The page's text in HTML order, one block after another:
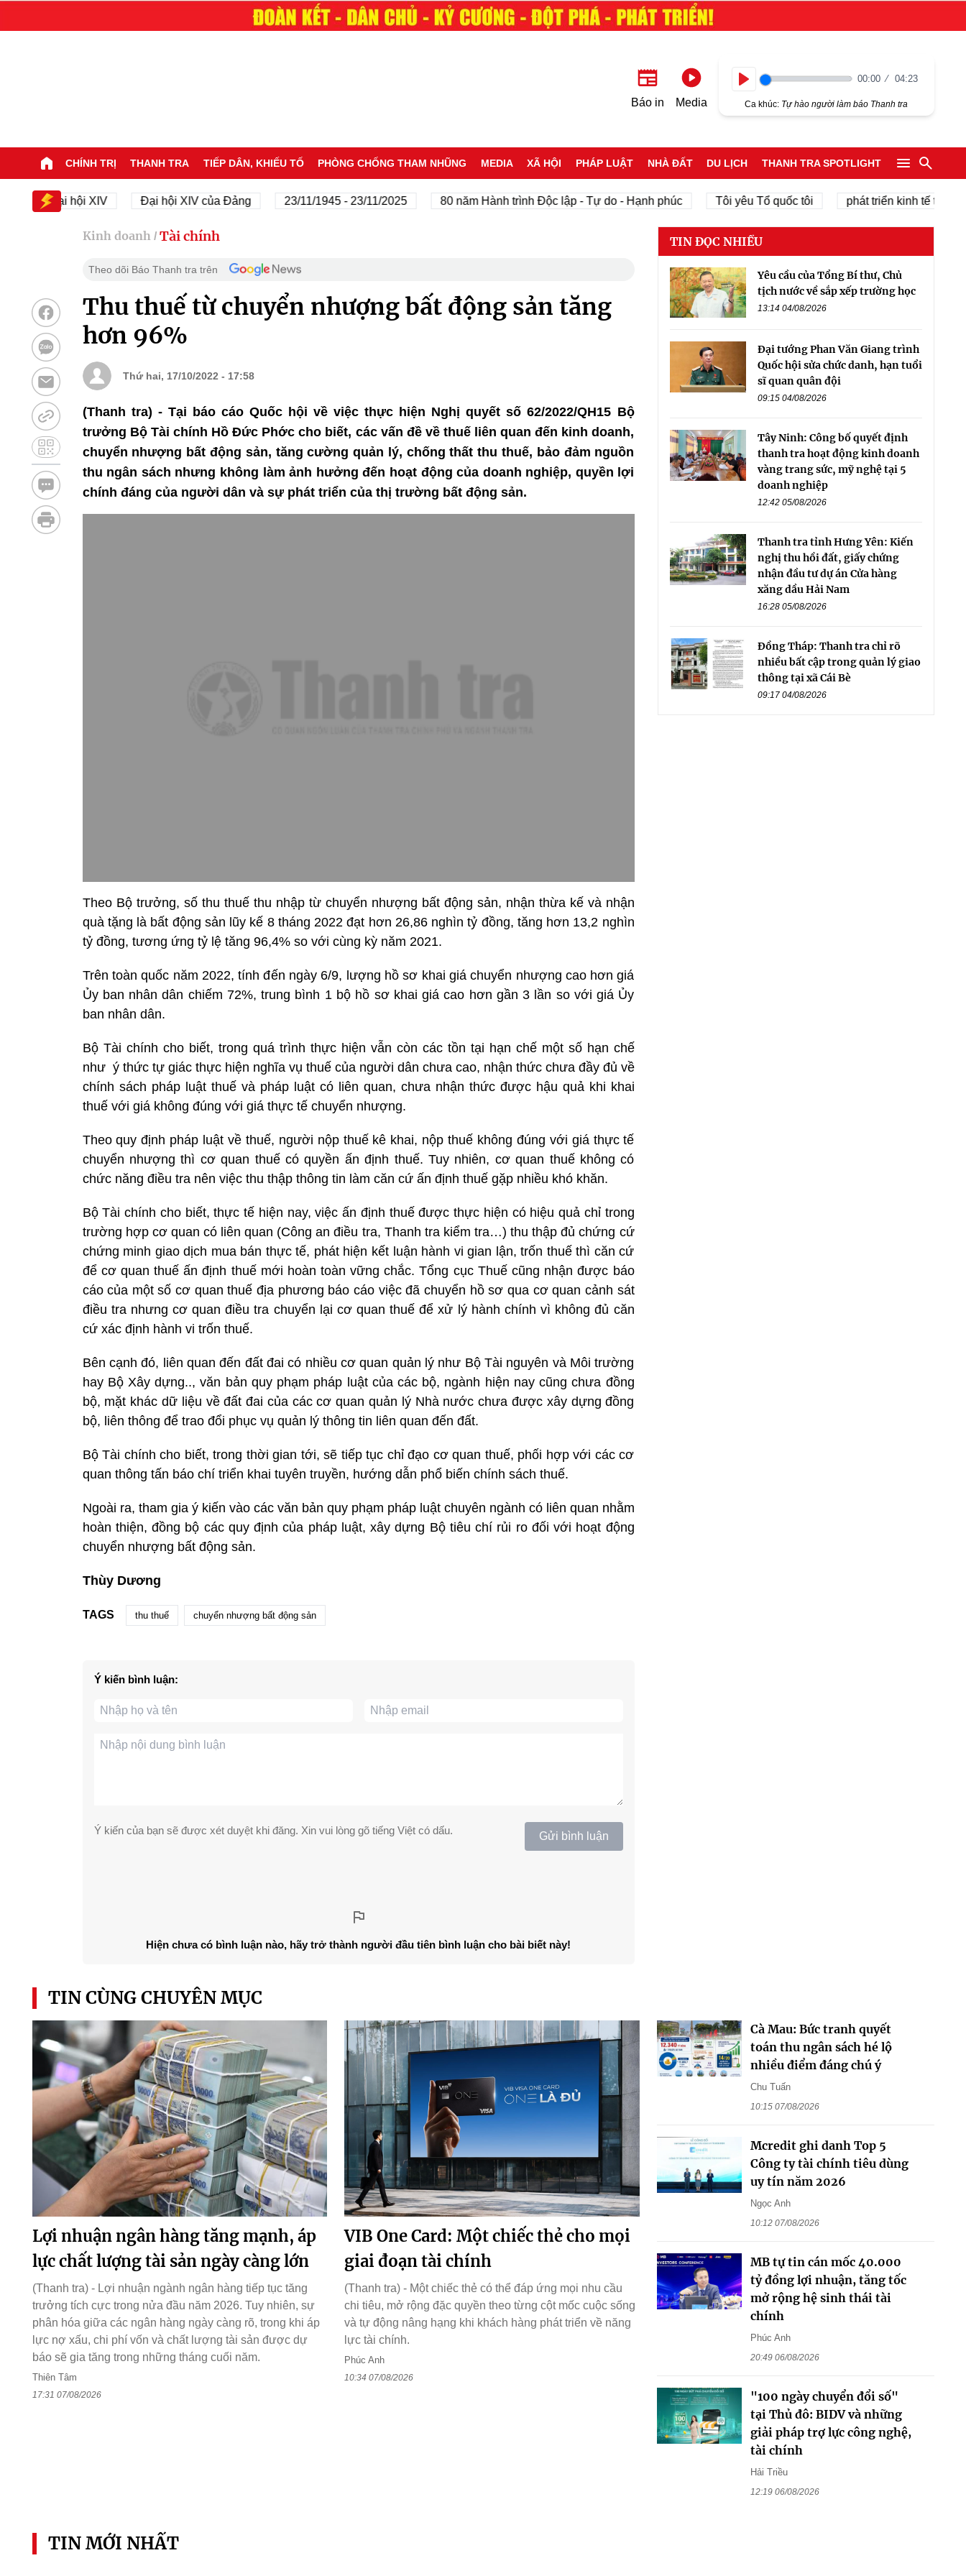
Báo in Media
00:00 04:23
Ca khúc: Tự hào người làm báo Thanh tra
CHÍNH TRỊ THANH TRA TIẾP DÂN, KHIẾU TỐ PHÒNG CHỐNG THAM NHŨNG MEDIA XÃ HỘI PHÁP LUẬT NHÀ ĐẤT DU LỊCH THANH TRA SPOTLIGHT
Đại hội XIV Đại hội XIV của Đảng 23/11/1945 - 23/11/2025 80 năm Hành trình Độc lập - Tự do - Hạnh phúc Tôi yêu Tổ quốc tôi phát triển kinh tế tư nhân
Kinh doanh / Tài chính
Theo dõi Báo Thanh tra trên
Thu thuế từ chuyển nhượng bất động sản tăng
hơn 96%
Thứ hai, 17/10/2022 - 17:58
(Thanh tra) - Tại báo cáo Quốc hội về việc thực hiện Nghị quyết số 62/2022/QH15 Bộ
trưởng Bộ Tài chính Hồ Đức Phớc cho biết, các vấn đề về thuế liên quan đến kinh doanh,
chuyển nhượng bất động sản, tăng cường quản lý, chống thất thu thuế, bảo đảm nguồn
thu ngân sách nhưng không làm ảnh hưởng đến hoạt động của doanh nghiệp, quyền lợi
chính đáng của người dân và sự phát triển của thị trường bất động sản.
Theo Bộ trưởng, số thu thuế thu nhập từ chuyển nhượng bất động sản, nhận thừa kế và nhận
quà tặng là bất động sản lũy kế 8 tháng 2022 đạt hơn 26,86 nghìn tỷ đồng, tăng hơn 13,2 nghìn
tỷ đồng, tương ứng tỷ lệ tăng 96,4% so với cùng kỳ năm 2021.
Trên toàn quốc năm 2022, tính đến ngày 6/9, lượng hồ sơ khai giá chuyển nhượng cao hơn giá
Ủy ban nhân dân chiếm 72%, trung bình 1 bộ hồ sơ khai giá cao hơn gần 3 lần so với giá Ủy
ban nhân dân.
Bộ Tài chính cho biết, trong quá trình thực hiện vẫn còn các tồn tại hạn chế một số hạn chế
như ý thức tự giác thực hiện nghĩa vụ thuế của người dân chưa cao, nhận thức chưa đầy đủ về
chính sách pháp luật thuế và pháp luật có liên quan, chưa nhận thức được hậu quả khi khai
thuế với giá không đúng với giá thực tế chuyển nhượng.
Theo quy định pháp luật về thuế, người nộp thuế kê khai, nộp thuế không đúng với giá thực tế
chuyển nhượng thì cơ quan thuế có quyền ấn định thuế. Tuy nhiên, cơ quan thuế không có
chức năng điều tra nên việc thu thập thông tin làm căn cứ ấn định thuế gặp nhiều khó khăn.
Bộ Tài chính cho biết, thực tế hiện nay, việc ấn định thuế được thực hiện có hiệu quả chỉ trong
trường hợp cơ quan có liên quan (Công an điều tra, Thanh tra kiểm tra…) thu thập đủ chứng cứ
chứng minh giao dịch mua bán thực tế, phát hiện kết luận hành vi gian lận, trốn thuế thì căn cứ
để cơ quan thuế ấn định thuế mới hoàn toàn vững chắc. Tổng cục Thuế cũng nhận được báo
cáo của một số cơ quan thuế địa phương báo cáo việc đã chuyển hồ sơ qua cơ quan cảnh sát
điều tra nhưng cơ quan điều tra chuyển lại cơ quan thuế để xử lý hành chính vì không đủ căn
cứ xác định hành vi trốn thuế.
Bên cạnh đó, liên quan đến đất đai có nhiều cơ quan quản lý như Bộ Tài nguyên và Môi trường
hay Bộ Xây dựng.., văn bản quy phạm pháp luật của các bộ, ngành hiện nay cũng chưa đồng
bộ, mặt khác dữ liệu về đất đai của các cơ quan quản lý Nhà nước chưa được xây dựng đồng
bộ, liên thông để trao đổi phục vụ quản lý thông tin liên quan đến đất.
Bộ Tài chính cho biết, trong thời gian tới, sẽ tiếp tục chỉ đạo cơ quan thuế, phối hợp với các cơ
quan thông tấn báo chí triển khai tuyên truyền, hướng dẫn phổ biến chính sách thuế.
Ngoài ra, tham gia ý kiến vào các văn bản quy phạm pháp luật chuyên ngành có liên quan nhằm
hoàn thiện, đồng bộ các quy định của pháp luật, xây dựng Bộ tiêu chí rủi ro đối với hoạt động
chuyển nhượng bất động sản.
Thùy Dương
TAGS thu thuế chuyển nhượng bất động sản
Ý kiến bình luận:
Ý kiến của bạn sẽ được xét duyệt khi đăng. Xin vui lòng gõ tiếng Việt có dấu. Gửi bình luận
Hiện chưa có bình luận nào, hãy trở thành người đầu tiên bình luận cho bài biết này!
TIN ĐỌC NHIỀU
Yêu cầu của Tổng Bí thư, Chủ
tịch nước về sắp xếp trường học
13:14 04/08/2026
Đại tướng Phan Văn Giang trình
Quốc hội sửa chức danh, hạn tuổi
sĩ quan quân đội
09:15 04/08/2026
Tây Ninh: Công bố quyết định
thanh tra hoạt động kinh doanh
vàng trang sức, mỹ nghệ tại 5
doanh nghiệp
12:42 05/08/2026
Thanh tra tỉnh Hưng Yên: Kiến
nghị thu hồi đất, giấy chứng
nhận đầu tư dự án Cửa hàng
xăng dầu Hải Nam
16:28 05/08/2026
Đồng Tháp: Thanh tra chỉ rõ
nhiều bất cập trong quản lý giao
thông tại xã Cái Bè
09:17 04/08/2026
TIN CÙNG CHUYÊN MỤC
Lợi nhuận ngân hàng tăng mạnh, áp
lực chất lượng tài sản ngày càng lớn
(Thanh tra) - Lợi nhuận ngành ngân hàng tiếp tục tăng
trưởng tích cực trong nửa đầu năm 2026. Tuy nhiên, sự
phân hóa giữa các ngân hàng ngày càng rõ, trong khi áp
lực nợ xấu, chi phí vốn và chất lượng tài sản được dự
báo sẽ gia tăng trong những tháng cuối năm.
Thiên Tâm
17:31 07/08/2026
VIB One Card: Một chiếc thẻ cho mọi
giai đoạn tài chính
(Thanh tra) - Một chiếc thẻ có thể đáp ứng mọi nhu cầu
chi tiêu, mở rộng đặc quyền theo từng cột mốc cuộc sống
và tự động nâng hạng khi khách hàng phát triển về năng
lực tài chính.
Phúc Anh
10:34 07/08/2026
Cà Mau: Bức tranh quyết
toán thu ngân sách hé lộ
nhiều điểm đáng chú ý
Chu Tuấn
10:15 07/08/2026
Mcredit ghi danh Top 5
Công ty tài chính tiêu dùng
uy tín năm 2026
Ngọc Anh
10:12 07/08/2026
MB tự tin cán mốc 40.000
tỷ đồng lợi nhuận, tăng tốc
mở rộng hệ sinh thái tài
chính
Phúc Anh
20:49 06/08/2026
"100 ngày chuyển đổi số"
tại Thủ đô: BIDV và những
giải pháp trợ lực công nghệ,
tài chính
Hải Triều
12:19 06/08/2026
TIN MỚI NHẤT